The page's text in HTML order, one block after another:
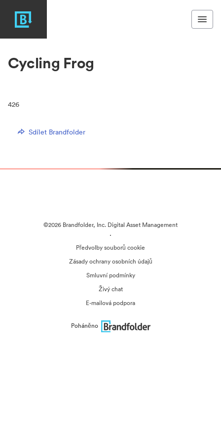
Cycling Frog
426
Sdílet Brandfolder
©2026 Brandfolder, Inc. Digital Asset Management
·
Předvolby souborů cookie
Zásady ochrany osobních údajů
Smluvní podmínky
Živý chat
E-mailová podpora
Poháněno